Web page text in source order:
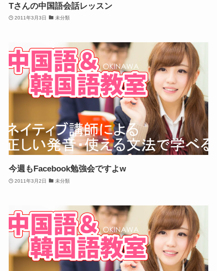
Tさんの中国語会話レッスン
2011年3月3日 未分類
今週もFacebook勉強会ですよw
2011年3月2日 未分類